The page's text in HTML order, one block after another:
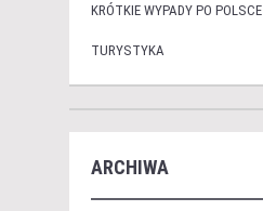
KRÓTKIE WYPADY PO POLSCE
TURYSTYKA
ARCHIWA